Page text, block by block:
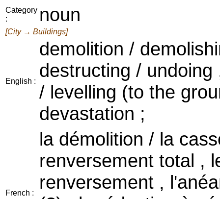
Category
:
noun
[City → Buildings]
English :
demolition /
destructing /
/ levelling (to the
devastation ;
French :
la démolition / la
renversement total ,
renversement ,